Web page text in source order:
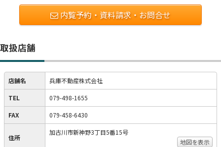
内覧予約・資料請求・お問合せ
取扱店舗
店舗名 兵庫不動産株式会社
TEL 079-498-1655
FAX 079-458-6430
住所
加古川市新神野3丁目5番15号
地図を表示